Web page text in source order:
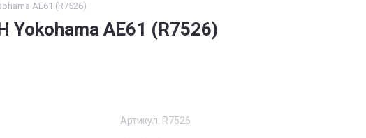
AE61 (R7526)
AE61 (R7526)
Артикул: R7526